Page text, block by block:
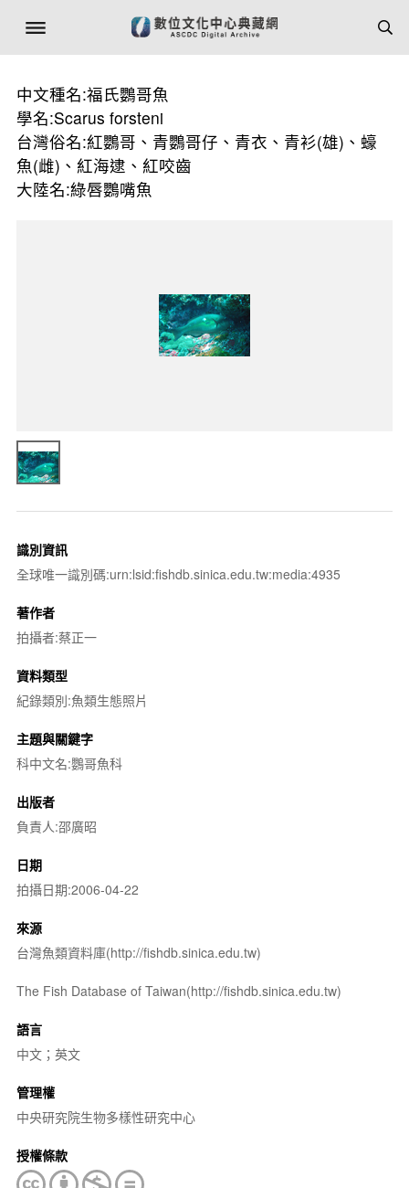
中文種名:福氏鸚哥魚
學名:Scarus forsteni
台灣俗名:紅鸚哥、青鸚哥仔、青衣、青衫(雄)、蠔
魚(雌)、紅海逮、紅咬齒
大陸名:綠唇鸚嘴魚
識別資訊
全球唯一識別碼:urn:lsid:fishdb.sinica.edu.tw:media:4935
著作者
拍攝者:蔡正一
資料類型
紀錄類別:魚類生態照片
主題與關鍵字
科中文名:鸚哥魚科
出版者
負責人:邵廣昭
日期
拍攝日期:2006-04-22
來源
台灣魚類資料庫(http://fishdb.sinica.edu.tw)
The Fish Database of Taiwan(http://fishdb.sinica.edu.tw)
語言
中文；英文
管理權
中央研究院生物多樣性研究中心
授權條款